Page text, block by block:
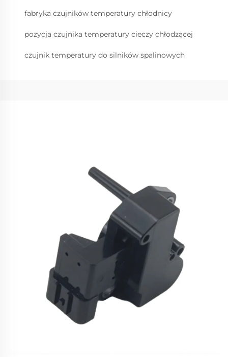
fabryka czujników temperatury chłodnicy
pozycja czujnika temperatury cieczy chłodzącej
czujnik temperatury do silników spalinowych